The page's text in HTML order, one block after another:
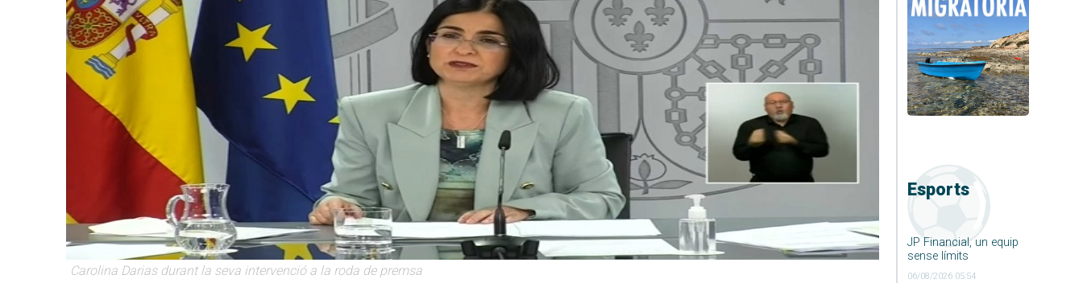
Esports
JP Financial, un equip
sense límits
06/08/2026 05:54
Carolina Darias durant la seva intervenció a la roda de premsa